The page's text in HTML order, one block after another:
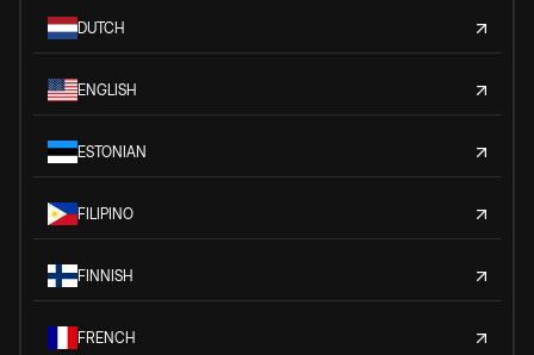
DUTCH
ENGLISH
ESTONIAN
FILIPINO
FINNISH
FRENCH